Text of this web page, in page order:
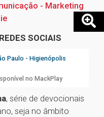
- Marketing
SOCIAIS
Paulo - Higienópolis
no MackPlay
, série de devocionais
seja no âmbito